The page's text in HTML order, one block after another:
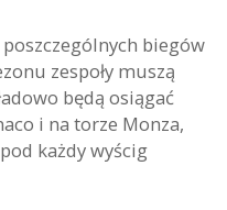
biegów
zespoły muszą
będą osiągać
i na torze Monza,
każdy wyścig